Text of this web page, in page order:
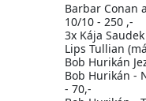
Barbar Conan
10/10 - 250 ,-
3x Kája
Lips Tullian
Bob Hurikán
Bob Hurikán -
- 70,-